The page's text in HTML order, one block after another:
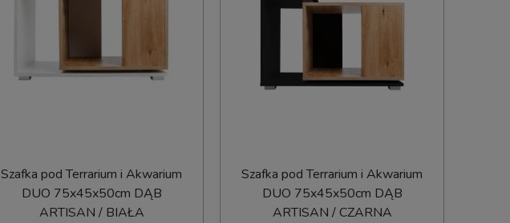
Szafka pod Terrarium i Akwarium
DUO 75x45x50cm DĄB
ARTISAN / BIAŁA
Szafka pod Terrarium i Akwarium
DUO 75x45x50cm DĄB
ARTISAN / CZARNA